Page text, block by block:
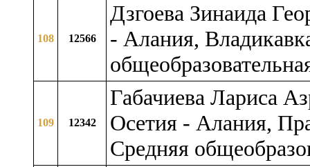
108 12566
Дзгоева Зинаида
- Алания,
109 12342
Габачиева Лариса
Осетия - Алания,
Средняя